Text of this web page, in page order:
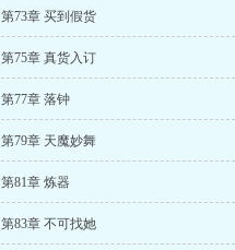
第73章 买到假货
第75章 真货入订
第77章 落钟
第79章 天魔妙舞
第81章 炼器
第83章 不可找她